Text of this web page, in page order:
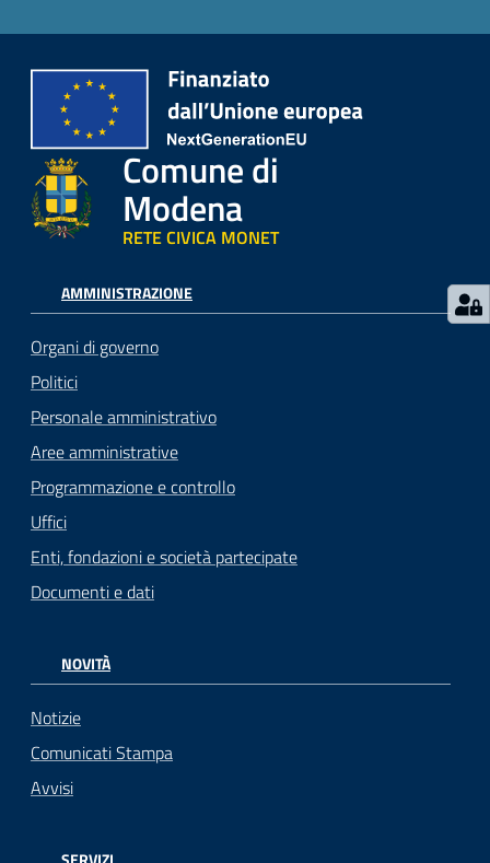
Comune di
Modena
RETE CIVICA MONET
AMMINISTRAZIONE
Organi di governo
Politici
Personale amministrativo
Aree amministrative
Programmazione e controllo
Uffici
Enti, fondazioni e società partecipate
Documenti e dati
NOVITÀ
Notizie
Comunicati Stampa
Avvisi